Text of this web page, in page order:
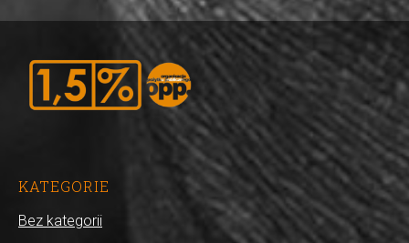
KATEGORIE
Bez kategorii